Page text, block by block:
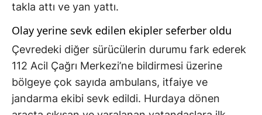
takla attı ve yan yattı.
Olay yerine sevk edilen ekipler seferber oldu
Çevredeki diğer sürücülerin durumu fark ederek
112 Acil Çağrı Merkezi’ne bildirmesi üzerine
bölgeye çok sayıda ambulans, itfaiye ve
jandarma ekibi sevk edildi. Hurdaya dönen